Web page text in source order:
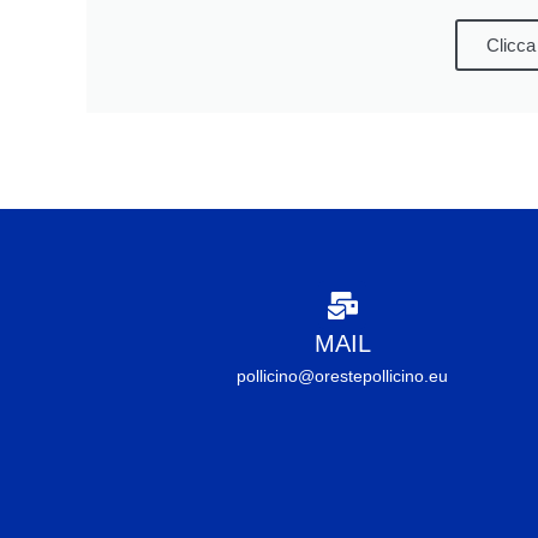
MAIL
pollicino@orestepollicino.eu